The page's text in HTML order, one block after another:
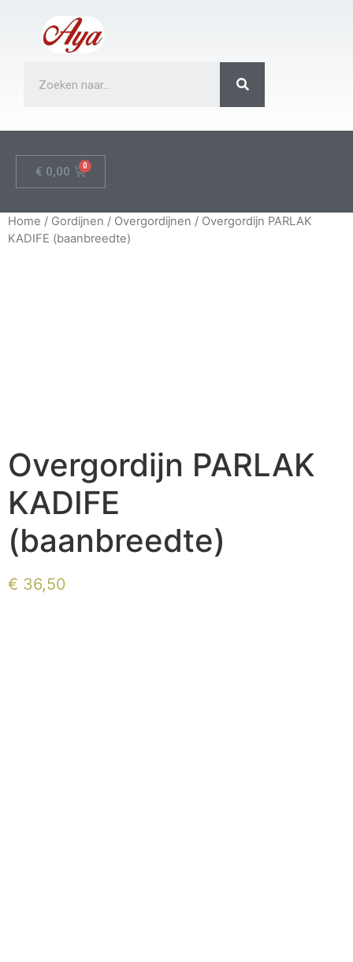
€ 0,00
Home / Gordijnen / Overgordijnen / Overgordijn PARLAK
KADIFE (baanbreedte)
Overgordijn PARLAK
KADIFE
(baanbreedte)
€ 36,50